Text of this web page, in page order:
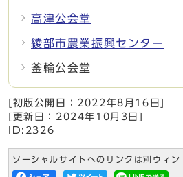
高津公会堂
綾部市農業振興センター
釜輪公会堂
[初版公開日： 2022年8月16日
[更新日： 2024年10月3日
ID:2326
ソーシャルサイトへのリンクは別ウィン